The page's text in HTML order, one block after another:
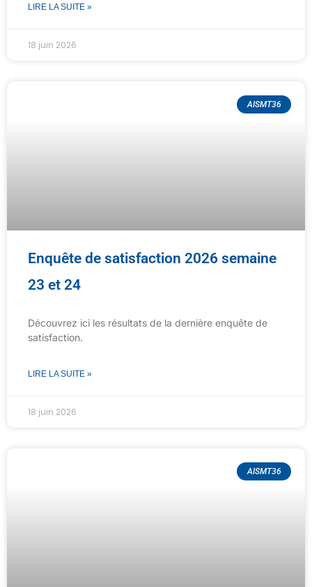
LIRE LA SUITE »
18 juin 2026
AISMT36
Enquête de satisfaction 2026 semaine
23 et 24
Découvrez ici les résultats de la dernière enquête de
satisfaction.
LIRE LA SUITE »
18 juin 2026
AISMT36